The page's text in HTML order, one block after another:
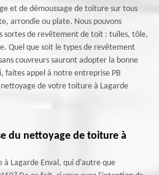
et de démoussage de toiture sur tous
arrondie ou plate. Nous pouvons
sortes de revêtement de toit : tuiles, tôle,
Quel que soit le types de revêtement
couvreurs sauront adopter la bonne
faites appel à notre entreprise PB
de votre toiture à Lagarde
du nettoyage de toiture à
Lagarde Enval, qui d'autre que